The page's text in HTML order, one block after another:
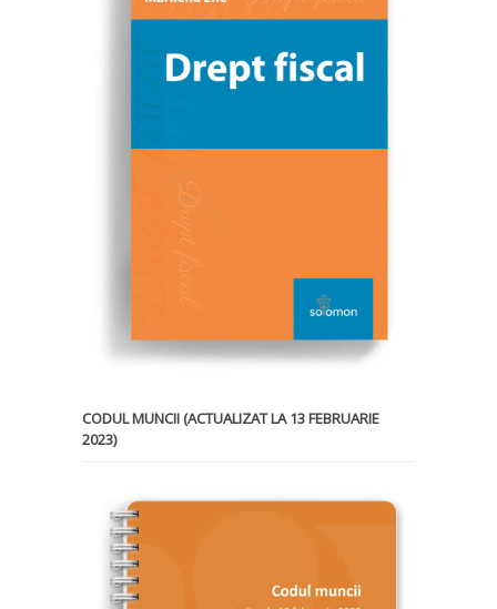
CODUL MUNCII (ACTUALIZAT LA 13 FEBRUARIE
2023)